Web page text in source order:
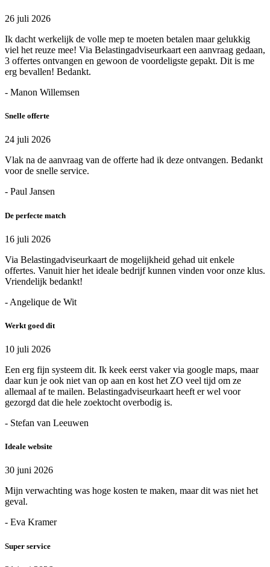
26 juli 2026
Ik dacht werkelijk de volle mep te moeten betalen maar gelukkig
viel het reuze mee! Via Belastingadviseurkaart een aanvraag gedaan,
3 offertes ontvangen en gewoon de voordeligste gepakt. Dit is me
erg bevallen! Bedankt.
- Manon Willemsen
Snelle offerte
24 juli 2026
Vlak na de aanvraag van de offerte had ik deze ontvangen. Bedankt
voor de snelle service.
- Paul Jansen
De perfecte match
16 juli 2026
Via Belastingadviseurkaart de mogelijkheid gehad uit enkele
offertes. Vanuit hier het ideale bedrijf kunnen vinden voor onze klus.
Vriendelijk bedankt!
- Angelique de Wit
Werkt goed dit
10 juli 2026
Een erg fijn systeem dit. Ik keek eerst vaker via google maps, maar
daar kun je ook niet van op aan en kost het ZO veel tijd om ze
allemaal af te mailen. Belastingadviseurkaart heeft er wel voor
gezorgd dat die hele zoektocht overbodig is.
- Stefan van Leeuwen
Ideale website
30 juni 2026
Mijn verwachting was hoge kosten te maken, maar dit was niet het
geval.
- Eva Kramer
Super service